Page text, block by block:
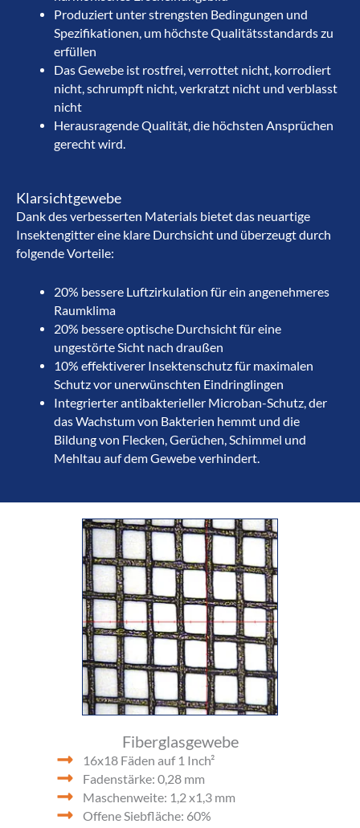
Produziert unter strengsten Bedingungen und
Spezifikationen, um höchste Qualitätsstandards zu
erfüllen
Das Gewebe ist rostfrei, verrottet nicht, korrodiert
nicht, schrumpft nicht, verkratzt nicht und verblasst
nicht
Herausragende Qualität, die höchsten Ansprüchen
gerecht wird.
Klarsichtgewebe
Dank des verbesserten Materials bietet das neuartige
Insektengitter eine klare Durchsicht und überzeugt durch
folgende Vorteile:
20% bessere Luftzirkulation für ein angenehmeres
Raumklima
20% bessere optische Durchsicht für eine
ungestörte Sicht nach draußen
10% effektiverer Insektenschutz für maximalen
Schutz vor unerwünschten Eindringlingen
Integrierter antibakterieller Microban-Schutz, der
das Wachstum von Bakterien hemmt und die
Bildung von Flecken, Gerüchen, Schimmel und
Mehltau auf dem Gewebe verhindert.
Fiberglasgewebe
16x18 Fäden auf 1 Inch²
Fadenstärke: 0,28 mm
Maschenweite: 1,2 x1,3 mm
Offene Siebfläche: 60%